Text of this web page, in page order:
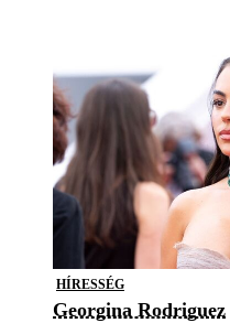
HÍRESSÉG
Georgina Rodriguez